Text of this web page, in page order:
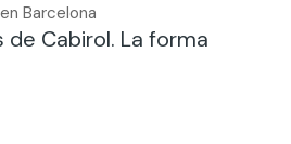
Barcelona
Cabirol. La forma